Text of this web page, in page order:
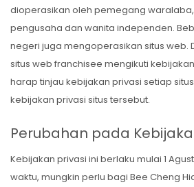
dioperasikan oleh pemegang
pengusaha dan wanita independen.
negeri juga mengoperasikan situs web.
situs web franchisee mengikuti
harap tinjau kebijakan privasi setiap
kebijakan privasi situs tersebut.
Perubahan pada
Kebijakan privasi ini berlaku mulai 1
waktu, mungkin perlu bagi Bee Cheng